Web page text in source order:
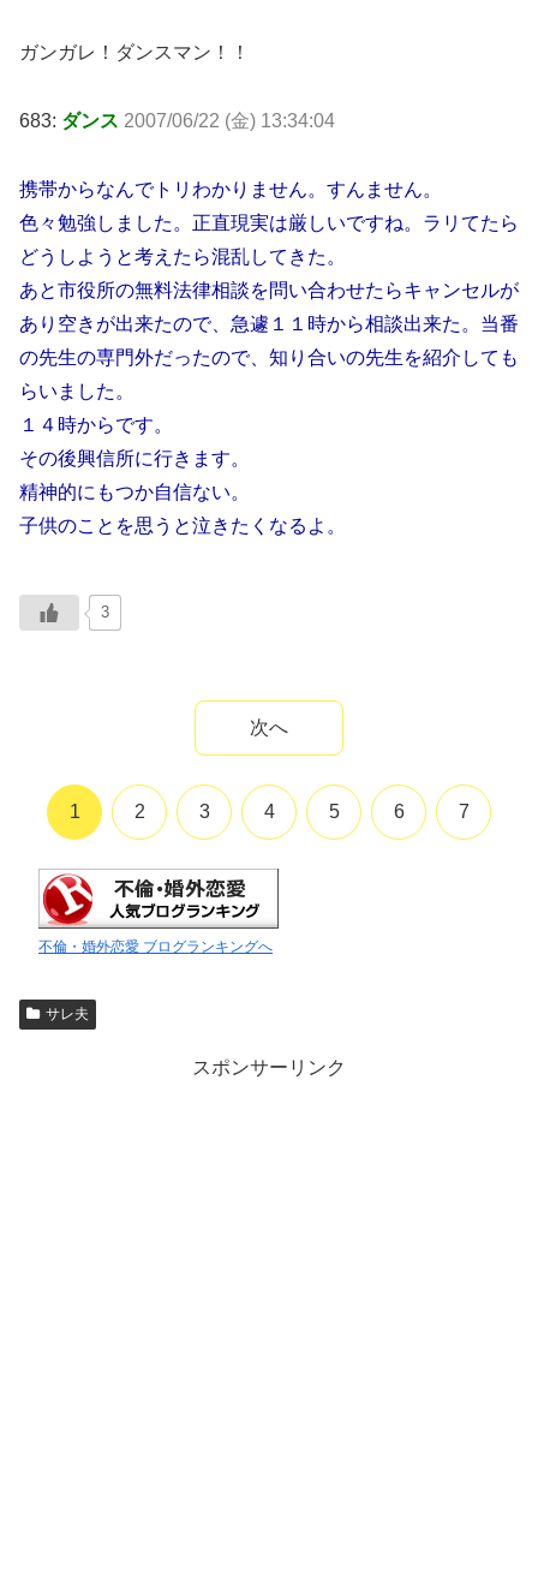
ガンガレ！ダンスマン！！
683: ダンス 2007/06/22 (金) 13:34:04
携帯からなんでトリわかりません。すんません。
色々勉強しました。正直現実は厳しいですね。ラリてたら
どうしようと考えたら混乱してきた。
あと市役所の無料法律相談を問い合わせたらキャンセルが
あり空きが出来たので、急遽１１時から相談出来た。当番
の先生の専門外だったので、知り合いの先生を紹介しても
らいました。
１４時からです。
その後興信所に行きます。
精神的にもつか自信ない。
子供のことを思うと泣きたくなるよ。
3
次へ
1 2 3 4 5 6 7
不倫・婚外恋愛 ブログランキングへ
サレ夫
スポンサーリンク